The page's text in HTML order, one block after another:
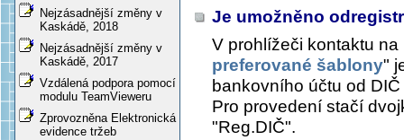
Nejzásadnější změny v
Kaskádě, 2018
Nejzásadnější změny v
Kaskádě, 2017
Vzdálená podpora pomocí
modulu TeamVieweru
Zprovozněna Elektronická
evidence tržeb
Je umožněno
V prohlížeči kontaktu
preferované šablony"
bankovního účtu od
Pro provedení stačí
"Reg.DIČ".